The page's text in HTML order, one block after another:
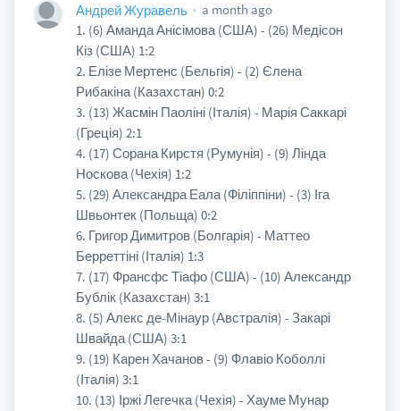
Андрей Журавель
a month ago
1. (6) Аманда Анісімова (США) - (26) Медісон
Кіз (США) 1:2
2. Елізе Мертенс (Бельгія) - (2) Єлена
Рибакіна (Казахстан) 0:2
3. (13) Жасмін Паоліні (Італія) - Марія Саккарі
(Греція) 2:1
4. (17) Сорана Кирстя (Румунія) - (9) Лінда
Носкова (Чехія) 1:2
5. (29) Александра Еала (Філіппіни) - (3) Іга
Швьонтек (Польща) 0:2
6. Григор Димитров (Болгарія) - Маттео
Берреттіні (Італія) 1:3
7. (17) Франсфс Тіафо (США) - (10) Александр
Бублік (Казахстан) 3:1
8. (5) Алекс де-Мінаур (Австралія) - Закарі
Швайда (США) 3:1
9. (19) Карен Хачанов - (9) Флавіо Коболлі
(Італія) 3:1
10. (13) Іржі Легечка (Чехія) - Хауме Мунар